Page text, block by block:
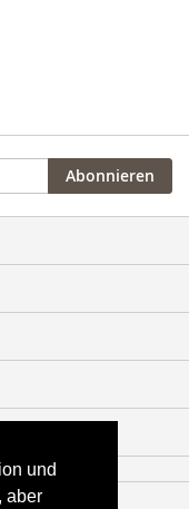
und
aber
Abonnieren